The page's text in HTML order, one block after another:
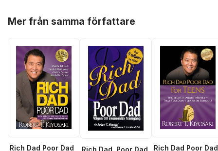
Mer från samma författare
Rich Dad Poor Dad
Rich Dad Poor Dad